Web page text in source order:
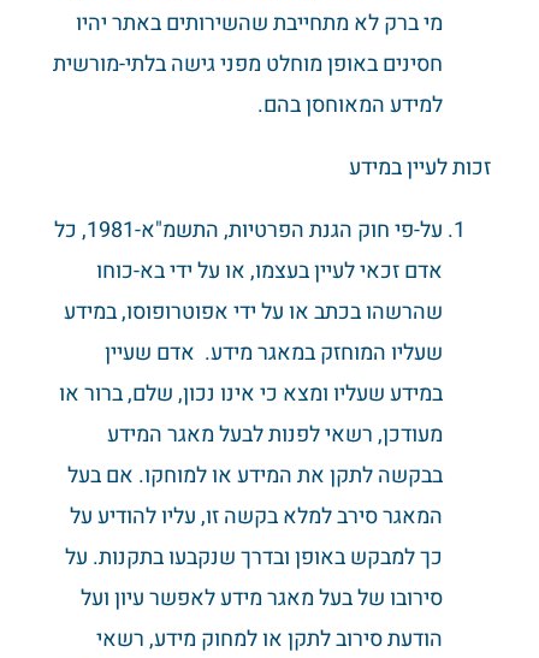
מי ברק לא מתחייבת שהשירותים באתר יהיו
חסינים באופן מוחלט מפני גישה בלתי-מורשית
למידע המאוחסן בהם.
זכות לעיין במידע
על-פי חוק הגנת הפרטיות, התשמ"א-1981, כל
אדם זכאי לעיין בעצמו, או על ידי בא-כוחו
שהרשהו בכתב או על ידי אפוטרופוסו, במידע
שעליו המוחזק במאגר מידע. אדם שעיין
במידע שעליו ומצא כי אינו נכון, שלם, ברור או
מעודכן, רשאי לפנות לבעל מאגר המידע
בבקשה לתקן את המידע או למוחקו. אם בעל
המאגר סירב למלא בקשה זו, עליו להודיע על
כך למבקש באופן ובדרך שנקבעו בתקנות. על
סירובו של בעל מאגר מידע לאפשר עיון ועל
הודעת סירוב לתקן או למחוק מידע, רשאי